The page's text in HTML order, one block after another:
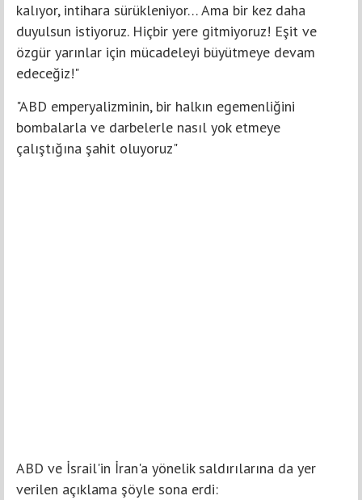
kalıyor, intihara sürükleniyor… Ama bir kez daha
duyulsun istiyoruz. Hiçbir yere gitmiyoruz! Eşit ve
özgür yarınlar için mücadeleyi büyütmeye devam
edeceğiz!"
"ABD emperyalizminin, bir halkın egemenliğini
bombalarla ve darbelerle nasıl yok etmeye
çalıştığına şahit oluyoruz"
ABD ve İsrail'in İran'a yönelik saldırılarına da yer
verilen açıklama şöyle sona erdi: